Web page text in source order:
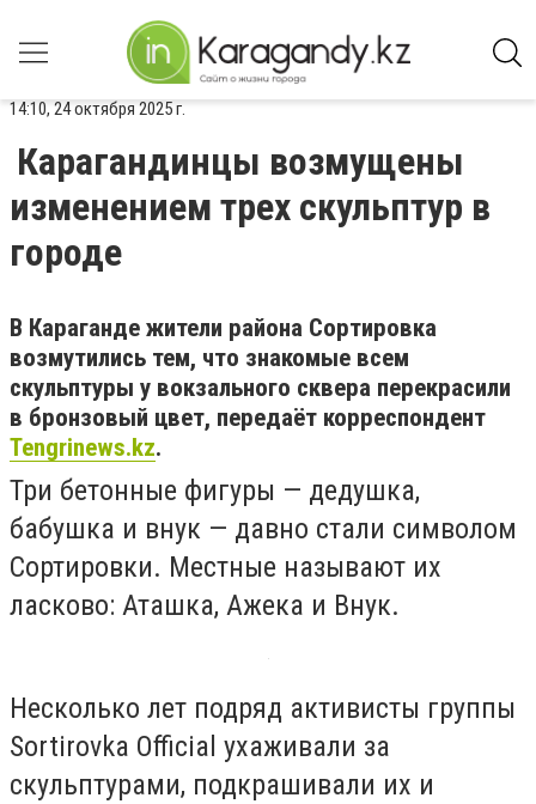
14:10, 24 октября 2025 г.
Карагандинцы возмущены
изменением трех скульптур в
городе
В Караганде жители района Сортировка
возмутились тем, что знакомые всем
скульптуры у вокзального сквера перекрасили
в бронзовый цвет, передаёт корреспондент
Tengrinews.kz.
Три бетонные фигуры — дедушка,
бабушка и внук — давно стали символом
Сортировки. Местные называют их
ласково: Аташка, Ажека и Внук.
Несколько лет подряд активисты группы
Sortirovka Official ухаживали за
скульптурами, подкрашивали их и